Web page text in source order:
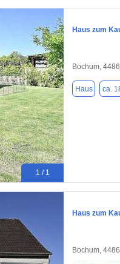
1 / 1
Haus zum
Bochum,
Haus ca.
Haus zum
Bochum,